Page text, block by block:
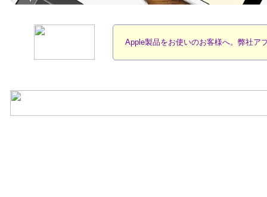
Apple製品をお使いのお客様へ。弊社